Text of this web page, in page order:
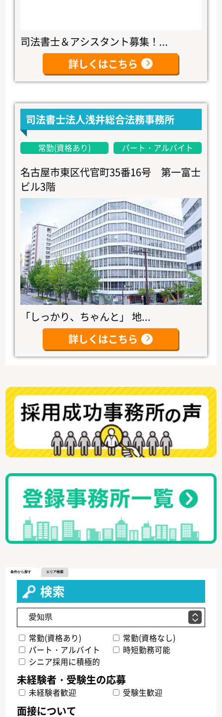
司法書士＆アシスタント募集！...
詳しくはこちら
司法書士法人浅井総合法務事務所
常勤(資格あり) パート・アルバイト
名古屋市東区代官町35番16号 第一富士
ビル3階
「しっかり、ちゃんと」 地...
詳しくはこちら
条件から探す エリア検索
検索
常勤(資格あり)
常勤(資格なし)
パート・アルバイト
時短勤務可能
シニア採用に積極的
未経験者歓迎 受験生歓迎